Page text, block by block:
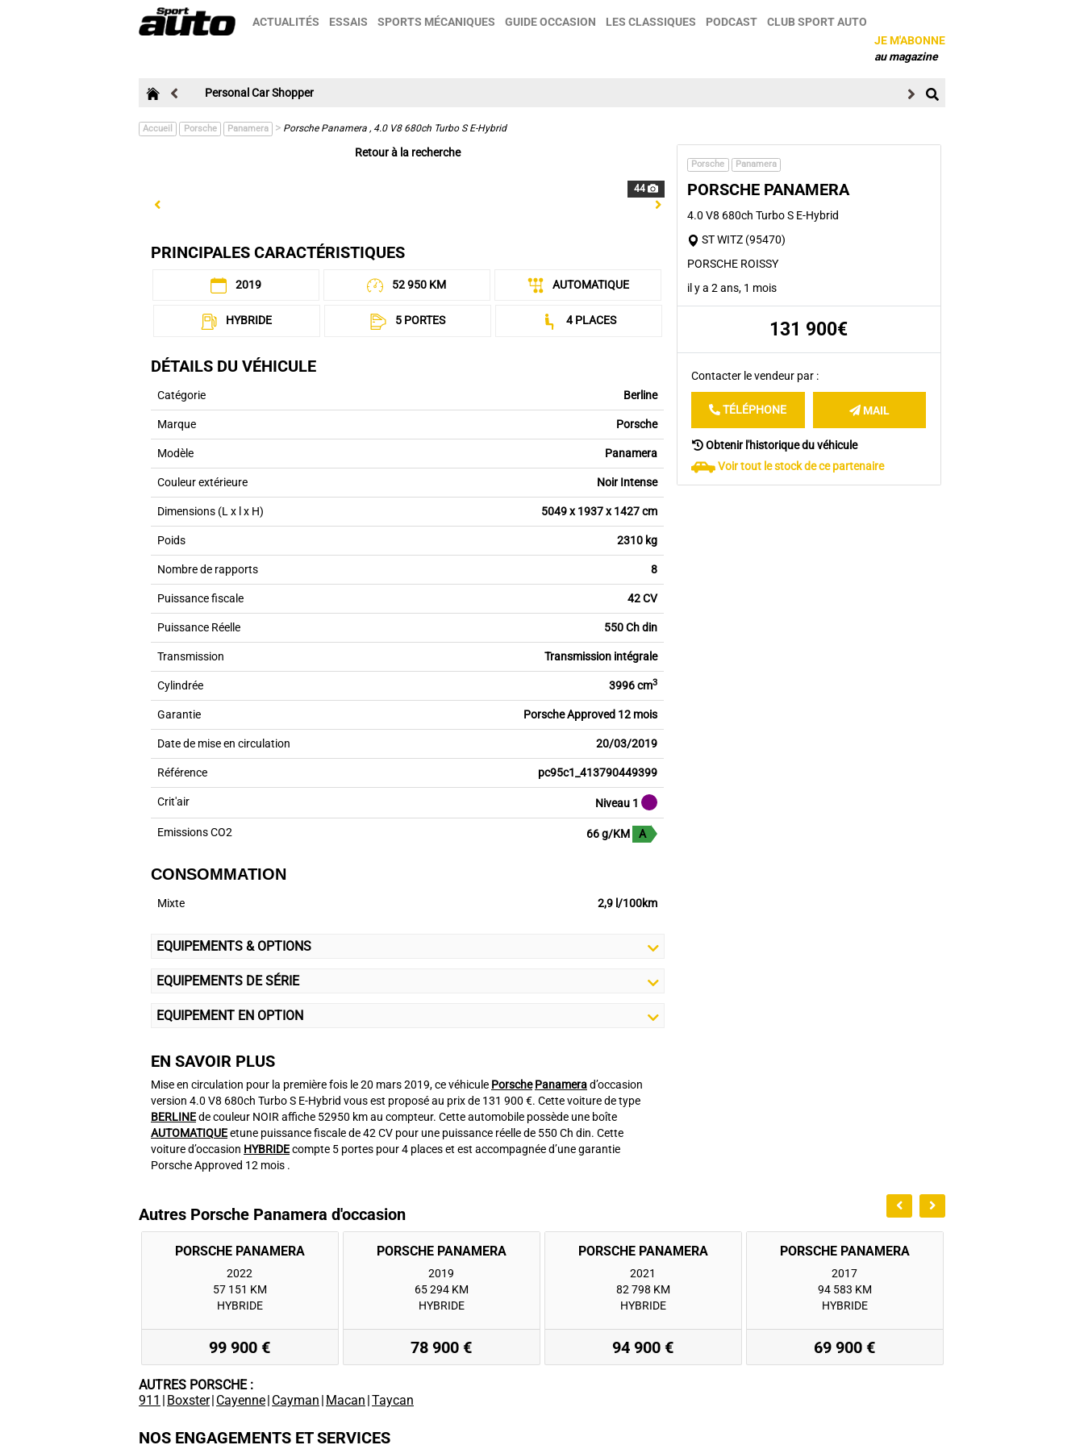
ACTUALITÉS ESSAIS SPORTS MÉCANIQUES GUIDE OCCASION LES CLASSIQUES PODCAST
CLUB SPORT AUTO
JE M'ABONNE
au magazine
Personal Car Shopper
Accueil Porsche Panamera > Porsche Panamera , 4.0 V8 680ch Turbo S E-Hybrid
Retour à la recherche
44
PRINCIPALES CARACTÉRISTIQUES
2019 52 950 KM AUTOMATIQUE
HYBRIDE 5 PORTES 4 PLACES
DÉTAILS DU VÉHICULE
Catégorie Berline
Marque Porsche
Modèle Panamera
Couleur extérieure Noir Intense
Dimensions (L x l x H) 5049 x 1937 x 1427 cm
Poids 2310 kg
Nombre de rapports 8
Puissance fiscale 42 CV
Puissance Réelle 550 Ch din
Transmission Transmission intégrale
Cylindrée 3996 cm3
Garantie Porsche Approved 12 mois
Date de mise en circulation 20/03/2019
Référence pc95c1_413790449399
Crit'air Niveau 1
Emissions CO2 66 g/KM A
CONSOMMATION
Mixte 2,9 l/100km
EQUIPEMENTS & OPTIONS
EQUIPEMENTS DE SÉRIE
EQUIPEMENT EN OPTION
EN SAVOIR PLUS
Mise en circulation pour la première fois le 20 mars 2019, ce véhicule Porsche Panamerad’occasion
version 4.0 V8 680ch Turbo S E-Hybrid vous est proposé au prix de 131 900 €. Cette voiture de type
BERLINEde couleur NOIR affiche 52950 km au compteur. Cette automobile possède une boîte
AUTOMATIQUEetune puissance fiscale de 42 CV pour une puissance réelle de 550 Ch din. Cette
voiture d’occasion HYBRIDEcompte 5 portes pour 4 places et est accompagnée d’une garantie
Porsche Approved 12 mois .
Porsche Panamera
PORSCHE PANAMERA
4.0 V8 680ch Turbo S E-Hybrid
ST WITZ (95470)
PORSCHE ROISSY
il y a 2 ans, 1 mois
131 900€
Contacter le vendeur par :
TÉLÉPHONE MAIL
Obtenir l'historique du véhicule
Voir tout le stock de ce partenaire
Autres Porsche Panamera d'occasion
PORSCHE PANAMERA
2022
57 151 KM
HYBRIDE
99 900 €
PORSCHE PANAMERA
2019
65 294 KM
HYBRIDE
78 900 €
PORSCHE PANAMERA
2021
82 798 KM
HYBRIDE
94 900 €
PORSCHE PANAMERA
2017
94 583 KM
HYBRIDE
69 900 €
AUTRES PORSCHE :
911
Boxster Cayenne Cayman Macan Taycan
NOS ENGAGEMENTS ET SERVICES